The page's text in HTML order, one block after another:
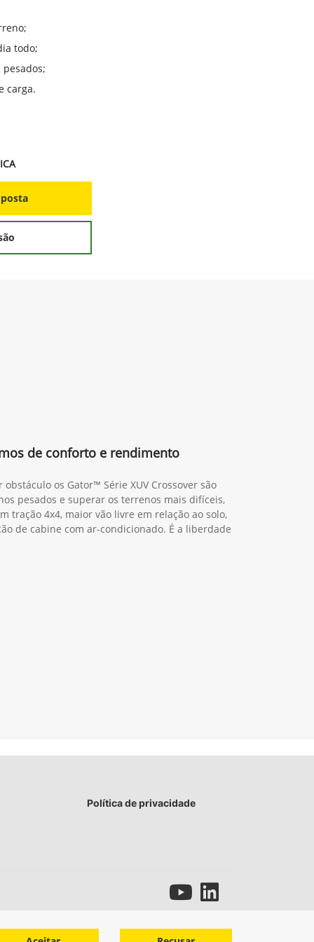
todo;
carga.
de conforto e rendimento
os Gator™ Série XUV Crossover são
pesados e superar os terrenos mais difíceis,
tração 4x4, maior vão livre em relação ao solo,
de cabine com ar-condicionado. É a liberdade
Política de privacidade